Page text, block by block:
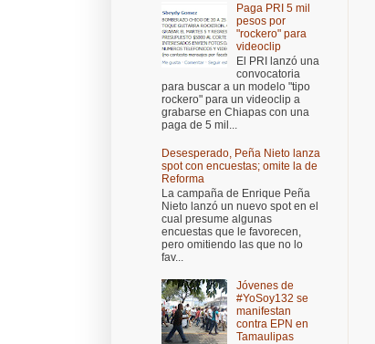
Paga PRI 5 mil
pesos por
"rockero" para
videoclip
El PRI lanzó una
convocatoria
para buscar a un modelo "tipo
rockero" para un videoclip a
grabarse en Chiapas con una
paga de 5 mil...
Desesperado, Peña Nieto lanza
spot con encuestas; omite la de
Reforma
La campaña de Enrique Peña
Nieto lanzó un nuevo spot en el
cual presume algunas
encuestas que le favorecen,
pero omitiendo las que no lo
fav...
Jóvenes de
#YoSoy132 se
manifestan
contra EPN en
Tamaulipas